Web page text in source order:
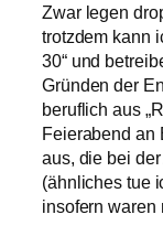
Zwar legen
trotzdem kann
30“ und
Gründen der
beruflich aus
Feierabend an
aus, die bei
(ähnliches tue
insofern waren